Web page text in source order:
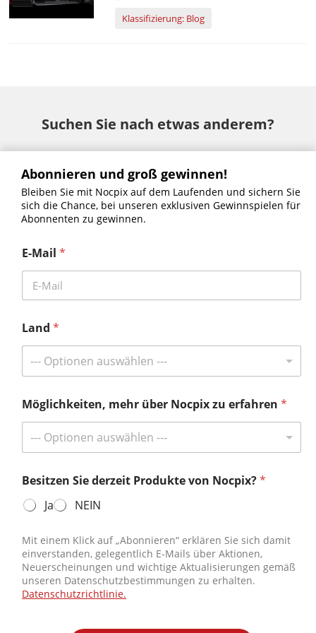
klarerer Fernbeobachtung gerecht zu
Klassifizierung: Blog
Suchen Sie nach etwas anderem?
SLIM– H35•L35
Vista – S50R•H50R•H50•H35R•H35
ACE – S60R•H50R•H50•L35
Abonnieren und groß gewinnen!
Bleiben Sie mit Nocpix auf dem Laufenden und sichern Sie sich die
gewinnen.
Erhalten Sie die neuesten Nachrichten
Kontaktieren Sie uns
Tel: +49 800 1806627
E-Mail: info@nocpix.com
E-Mail: service@nocpix.com(Nur für den technischen
Support)
Abonnieren und groß gewinnen!
Bleiben Sie mit Nocpix auf dem Laufenden und sichern Sie
sich die Chance, bei unseren exklusiven Gewinnspielen für
Abonnenten zu gewinnen.
E-Mail *
Land *
--- Optionen auswählen ---
Möglichkeiten, mehr über Nocpix zu erfahren *
--- Optionen auswählen ---
Besitzen Sie derzeit Produkte von Nocpix?*
Ja
NEIN
Mit einem Klick auf „Abonnieren“ erklären Sie sich damit
einverstanden, gelegentlich E-Mails über Aktionen,
Neuerscheinungen und wichtige Aktualisierungen gemäß
unseren Datenschutzbestimmungen zu erhalten.
Datenschutzrichtlinie.